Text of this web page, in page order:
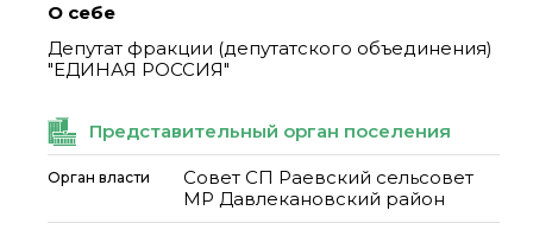
О себе
Депутат фракции (депутатского объединения)
"ЕДИНАЯ РОССИЯ"
Представительный орган поселения
Орган власти
Совет СП Раевский сельсовет
МР Давлекановский район